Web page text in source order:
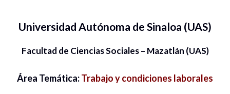
Universidad Autónoma de Sinaloa (UAS)
Facultad de Ciencias Sociales – Mazatlán (UAS)
Área Temática:Trabajo y condiciones laborales